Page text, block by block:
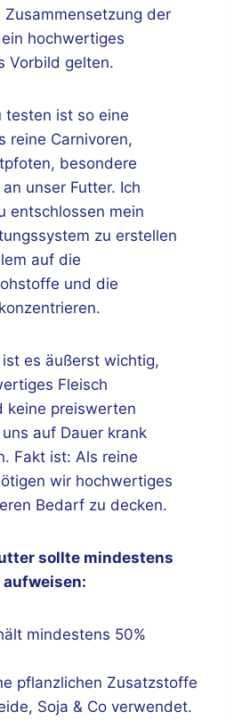
Zusammensetzung der
hochwertiges
Vorbild gelten.
testen ist so eine
reine Carnivoren,
besondere
unser Futter. Ich
entschlossen mein
zu erstellen
auf die
und die
es äußerst wichtig,
Fleisch
keine preiswerten
uns auf Dauer krank
Fakt ist: Als reine
wir hochwertiges
Bedarf zu decken.
sollte mindestens
mindestens 50%
pflanzlichen Zusatzstoffe
Soja & Co verwendet.